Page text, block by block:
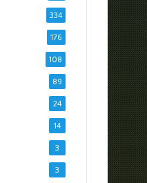
334
176
108
89
24
14
3
3